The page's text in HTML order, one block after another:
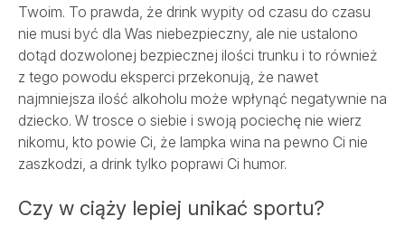
SALVE PŁODNOŚĆ
SALVE ONKOLOGIA
REHABILITACJA
OPIEKA DOMOWA
SALVE MEDICA ŁÓDŹ
SALVE MEDICA WARSZAWA
PROJEKTY UNIJNE
Twoim. To prawda, że drink wypity od czasu do czasu
nie musi być dla Was niebezpieczny, ale nie ustalono
dotąd dozwolonej bezpiecznej ilości trunku i to również
z tego powodu eksperci przekonują, że nawet
najmniejsza ilość alkoholu może wpłynąć negatywnie na
dziecko. W trosce o siebie i swoją pociechę nie wierz
nikomu, kto powie Ci, że lampka wina na pewno Ci nie
zaszkodzi, a drink tylko poprawi Ci humor.
Czy w ciąży lepiej unikać sportu?